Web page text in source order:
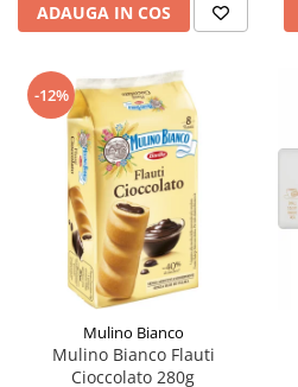
ADAUGA IN COS
-12%
Mulino Bianco
Mulino Bianco Flauti
Cioccolato 280g